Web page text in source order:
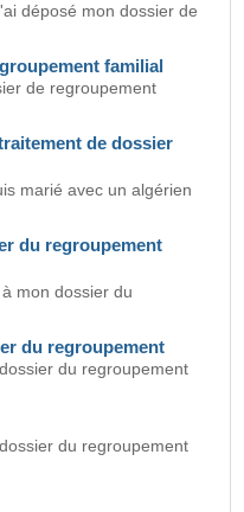
déposé mon dossier de
familial
de regroupement
de dossier
marié avec un algérien
du regroupement
mon dossier du
du regroupement
du regroupement
du regroupement